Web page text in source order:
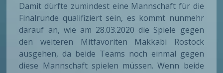
Damit dürfte zumindest eine Mannschaft für die
Finalrunde qualifiziert sein, es kommt nunmehr
darauf an, wie am 28.03.2020 die Spiele gegen
den weiteren Mitfavoriten Makkabi Rostock
ausgehen, da beide Teams noch einmal gegen
diese Mannschaft spielen müssen. Wenn beide